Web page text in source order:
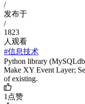
/
发布于
/
1823
人观看
#信息技术
Python library
Make XY Event Layer;
of existing.
1点赞